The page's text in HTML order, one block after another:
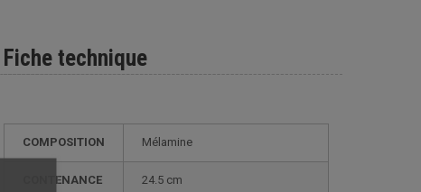
Fiche technique
COMPOSITION Mélamine
CONTENANCE 24.5 cm